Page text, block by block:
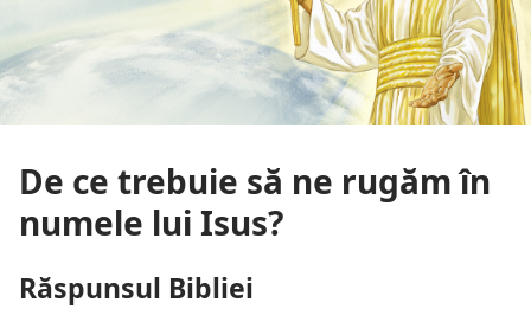
De ce trebuie să ne rugăm în
numele lui Isus?
Răspunsul Bibliei